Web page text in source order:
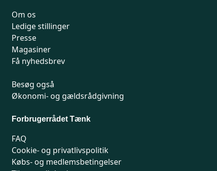
Om os
Ledige stillinger
Presse
Magasiner
Få nyhedsbrev
Besøg også
Økonomi- og gældsrådgivning
Forbrugerrådet Tænk
FAQ
Cookie- og privatlivspolitik
Købs- og medlemsbetingelser